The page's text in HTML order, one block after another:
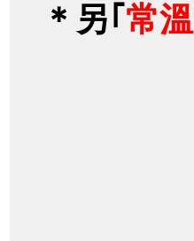
＊ 另｢ 常溫